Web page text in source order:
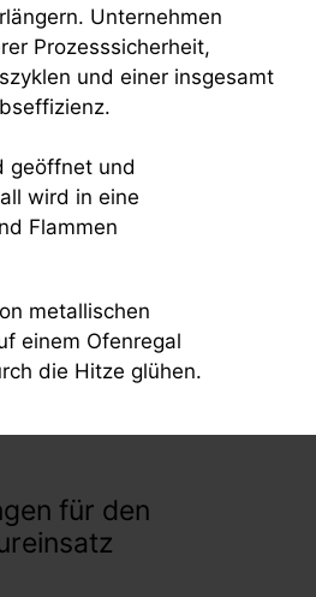
Unternehmen
Prozesssicherheit,
und einer insgesamt
für den